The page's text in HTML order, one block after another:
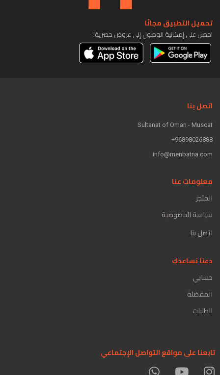
تحميل التطبيق مجانًا
احصل على إمكانية الوصول إلى عروض حصرية!
اتصل بنا
Sultanat of Oman - Muscat
96898026888+
info@menbatna.com
معلومات عنا
المتجر
سياسة الخصوصية
اتصل بنا
دعنا نساعدك
حسابي
المفضلة
الطلبات
تابعنا على مواقع التواصل الإجتماعي